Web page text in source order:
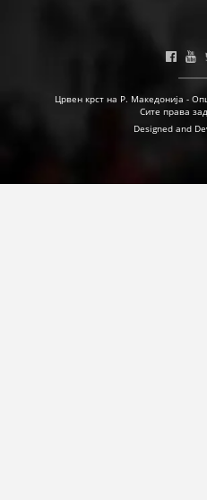
ЕДУКАТИВНО
Црвен крст на Р. Македонија -
Сите права
Designed and